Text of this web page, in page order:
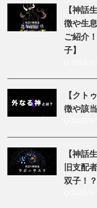
【神話
徴や生
ご紹介
子】
【クト
徴や該
【神話
旧支配
双子！